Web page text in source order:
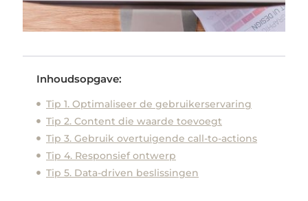
Inhoudsopgave:
Tip 1. Optimaliseer de gebruikerservaring
Tip 2. Content die waarde toevoegt
Tip 3. Gebruik overtuigende call-to-actions
Tip 4. Responsief ontwerp
Tip 5. Data-driven beslissingen